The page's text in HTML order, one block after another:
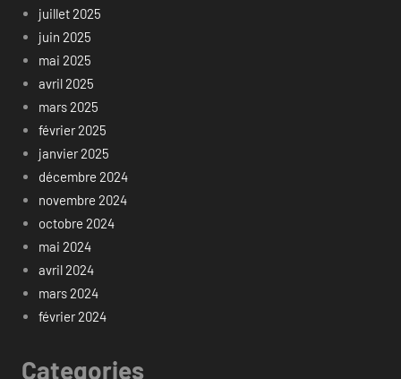
juillet 2025
juin 2025
mai 2025
avril 2025
mars 2025
février 2025
janvier 2025
décembre 2024
novembre 2024
octobre 2024
mai 2024
avril 2024
mars 2024
février 2024
Categories